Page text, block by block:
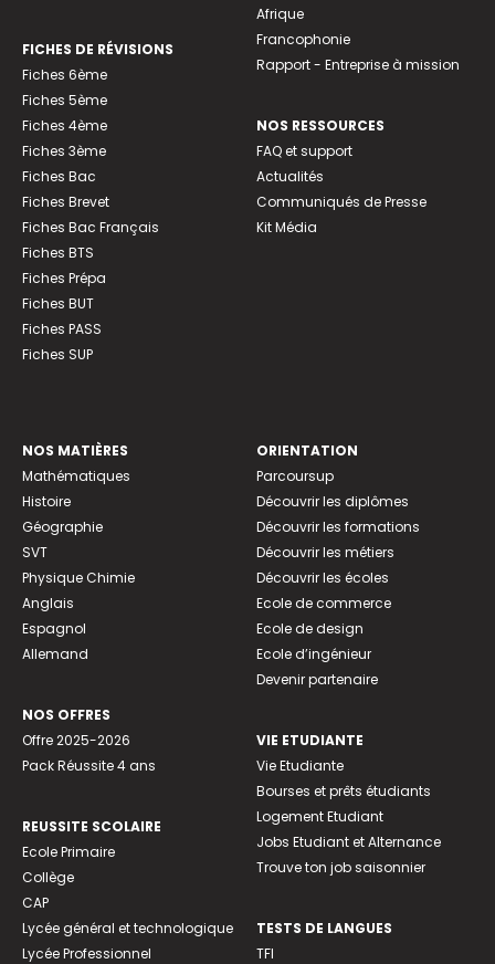
FICHES DE RÉVISIONS
Fiches 6ème
Fiches 5ème
Fiches 4ème
Fiches 3ème
Fiches Bac
Fiches Brevet
Fiches Bac Français
Fiches BTS
Fiches Prépa
Fiches BUT
Fiches PASS
Fiches SUP
Afrique
Francophonie
Rapport - Entreprise à mission
NOS RESSOURCES
FAQ et support
Actualités
Communiqués de Presse
Kit Média
NOS MATIÈRES
Mathématiques
Histoire
Géographie
SVT
Physique Chimie
Anglais
Espagnol
Allemand
NOS OFFRES
Offre 2025-2026
Pack Réussite 4 ans
REUSSITE SCOLAIRE
Ecole Primaire
Collège
CAP
Lycée général et technologique
Lycée Professionnel
ORIENTATION
Parcoursup
Découvrir les diplômes
Découvrir les formations
Découvrir les métiers
Découvrir les écoles
Ecole de commerce
Ecole de design
Ecole d’ingénieur
Devenir partenaire
VIE ETUDIANTE
Vie Etudiante
Bourses et prêts étudiants
Logement Etudiant
Jobs Etudiant et Alternance
Trouve ton job saisonnier
TESTS DE LANGUES
TFI